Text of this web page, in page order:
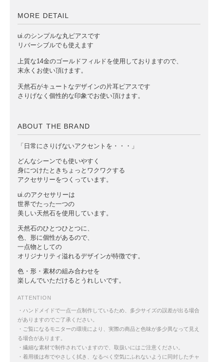
MORE DETAIL
ui.のシンプルな丸ピアスです
リバーシブルでも使えます
上質な14金のゴールドフィルドを使用しておりますので、
末永くお使い頂けます。
天然石がキュートなデザインの片耳ピアスです
さりげなく個性的な印象でお使い頂けます。
ABOUT THE BRAND
「日常にさりげないアクセントを・・・」
どんなシーンでも使いやすく
身につけたときちょっとワクワクする
アクセサリーをつくっています。
ui.のアクセサリーは
世界でたった一つの
美しい天然石を使用しています。
天然石のひとつひとつに、
色、形に個性があるので、
一点物としての
オリジナリティ溢れるデザインが特徴です。
色・形・素材の組み合わせを
楽しんでいただけるとうれしいです。
ATTENTION
・ハンドメイドで一点一点制作しているため、多少サイズの誤差が出る場合
がありますのでご了承ください。
・ご覧になるモニターの環境により、実際の商品と色味が多少異なって見え
る場合があります。
・繊細な素材で制作されていますので、取扱いにはご注意ください。
・着用後は布でやさしく拭き、なるべく空気にふれないように同封したチャ